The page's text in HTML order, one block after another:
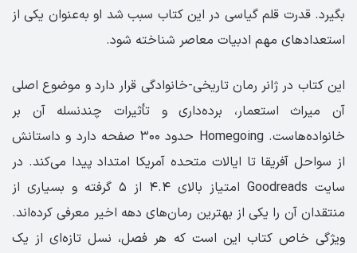
بگیرد. قدرت قلم گیاسی در این کتاب سبب شد او به‌عنوان یکی از
استعدادهای مهم ادبیات معاصر شناخته شود.
این کتاب در ژانر رمان تاریخی-خانوادگی قرار دارد و موضوع اصلی
آن میراث استعمار، برده‌داری و تأثیرات چندنسله آن بر
خانواده‌هاست. Homegoing حدود ۳۰۰ صفحه دارد و داستانش
از سواحل آفریقا تا ایالات متحده آمریکا امتداد پیدا می‌کند. در
سایت Goodreads امتیاز بالای ۴.۴ از ۵ گرفته و بسیاری از
منتقدان آن را یکی از بهترین رمان‌های دهه اخیر معرفی کرده‌اند.
ویژگی خاص کتاب این است که هر فصل، نسل تازه‌ای از یک